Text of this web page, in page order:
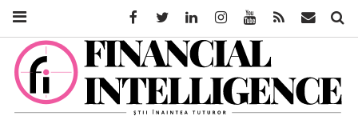
FacebookTwitter LinkedinInstagramYoutube Feed Mail